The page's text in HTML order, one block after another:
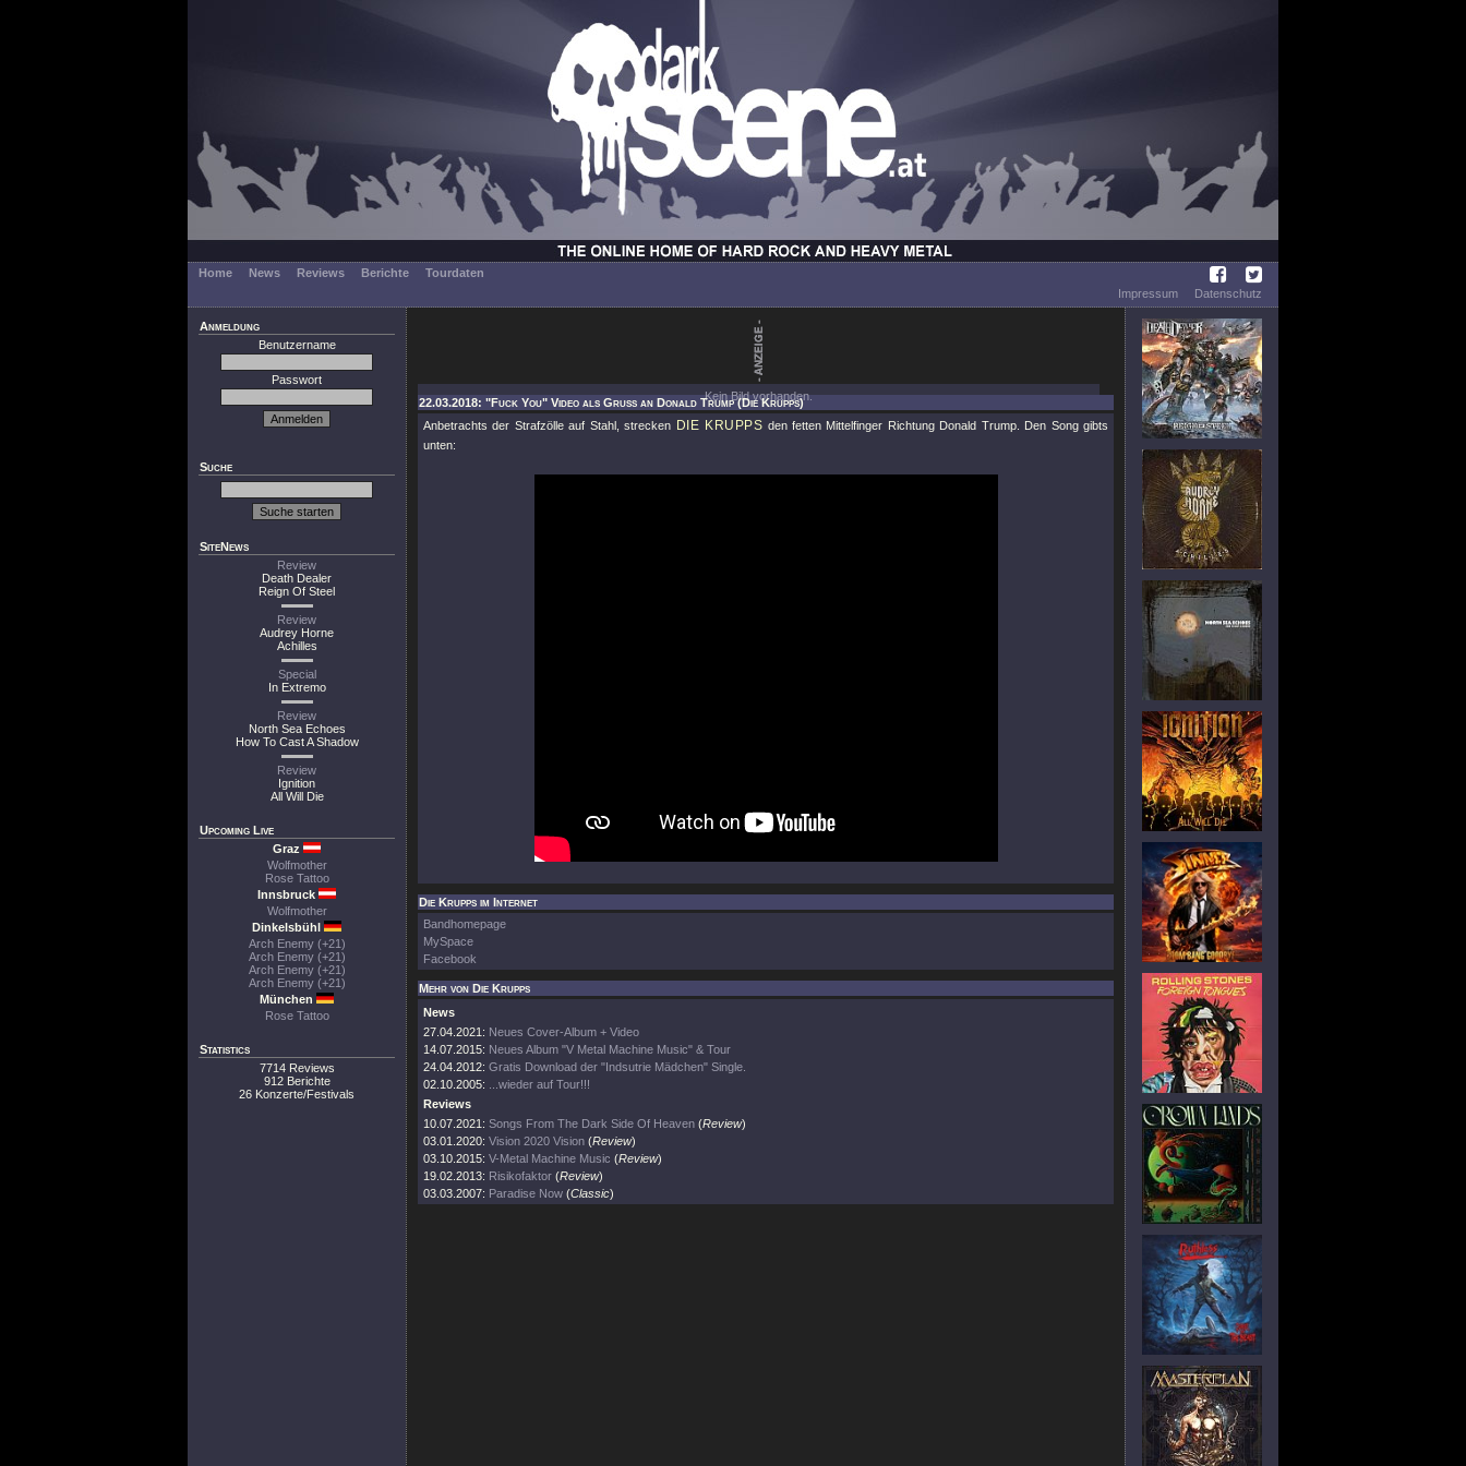
Home News Reviews Berichte
Tourdaten
Impressum
Datenschutz
Anmeldung
Benutzername
Passwort
Suche
SiteNews
Review
Death Dealer
Reign Of Steel
Review
Audrey Horne
Achilles
Special
In Extremo
Review
North Sea Echoes
How To Cast A Shadow
Review
Ignition
All Will Die
Upcoming Live
Graz
Wolfmother
Rose Tattoo
Innsbruck
Wolfmother
Dinkelsbühl
Arch Enemy (+21)
Arch Enemy (+21)
Arch Enemy (+21)
Arch Enemy (+21)
München
Rose Tattoo
Statistics
7714 Reviews
912 Berichte
26 Konzerte/Festivals
Kein Bild vorhanden.
22.03.2018: "Fuck You" Video als Gruß an Donald Trump (Die Krupps)
Anbetrachts der Strafzölle auf Stahl, strecken DIE KRUPPS den fetten Mittelfinger Richtung Donald Trump. Den Song gibts
unten:
Die Krupps im Internet
Bandhomepage
MySpace
Facebook
Mehr von Die Krupps
News
27.04.2021: Neues Cover-Album + Video
14.07.2015: Neues Album "V Metal Machine Music" & Tour
24.04.2012: Gratis Download der "Indsutrie Mädchen" Single.
02.10.2005:
...wieder auf Tour!!!
Reviews
10.07.2021: Songs From The Dark Side Of Heaven (Review)
03.01.2020: Vision 2020 Vision (Review)
03.10.2015: V-Metal Machine Music (Review)
19.02.2013: Risikofaktor (Review)
03.03.2007: Paradise Now (Classic)